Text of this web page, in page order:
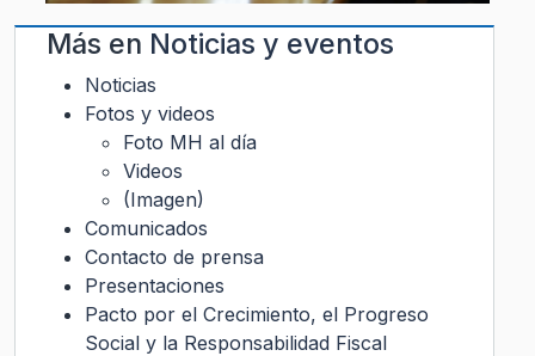
Más en Noticias y eventos
Noticias
Fotos y videos
Foto MH al día
Videos
(Imagen)
Comunicados
Contacto de prensa
Presentaciones
Pacto por el Crecimiento, el Progreso
Social y la Responsabilidad Fiscal